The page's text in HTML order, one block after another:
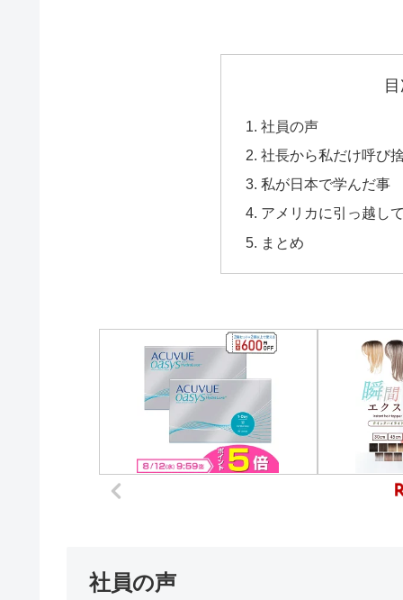
社員の声
社長から私だけ呼び
私が日本で学んだ事
アメリカに引っ越し
まとめ
社員の声